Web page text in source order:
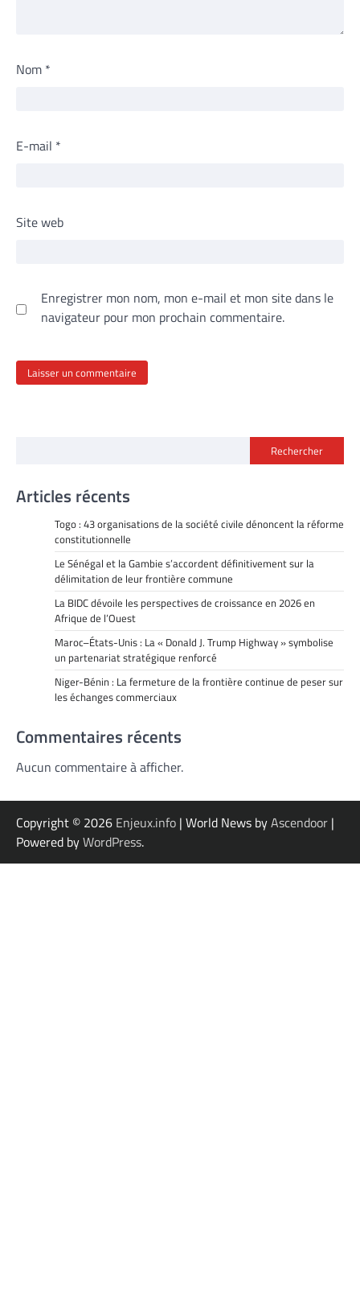
Nom *
E-mail *
Site web
Enregistrer mon nom, mon e-mail et mon site dans le
navigateur pour mon prochain commentaire.
Rechercher
Articles récents
Togo : 43 organisations de la société civile dénoncent la réforme
constitutionnelle
Le Sénégal et la Gambie s’accordent définitivement sur la
délimitation de leur frontière commune
La BIDC dévoile les perspectives de croissance en 2026 en
Afrique de l’Ouest
Maroc–États-Unis : La « Donald J. Trump Highway » symbolise
un partenariat stratégique renforcé
Niger-Bénin : La fermeture de la frontière continue de peser sur
les échanges commerciaux
Commentaires récents
Aucun commentaire à afficher.
Copyright © 2026 Enjeux.info | World News byAscendoor |
Powered byWordPress.